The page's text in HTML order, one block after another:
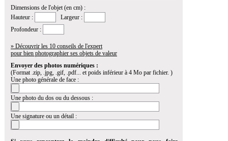
Dimensions de l'objet (en cm) :
Hauteur :
Largeur :
Profondeur :
» Découvrir les 10 conseils de l'expert
pour bien photographier ses objets de valeur
Envoyer des photos numériques :
(Format .zip, .jpg, .gif, .pdf... et poids inférieur à 4 Mo par fichier. )
Une photo générale de face :
Une photo du dos ou du dessous :
Une signature ou un détail :